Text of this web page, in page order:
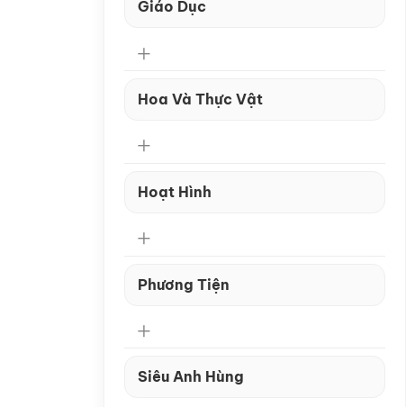
Giáo Dục
Hoa Và Thực Vật
Hoạt Hình
Phương Tiện
Siêu Anh Hùng